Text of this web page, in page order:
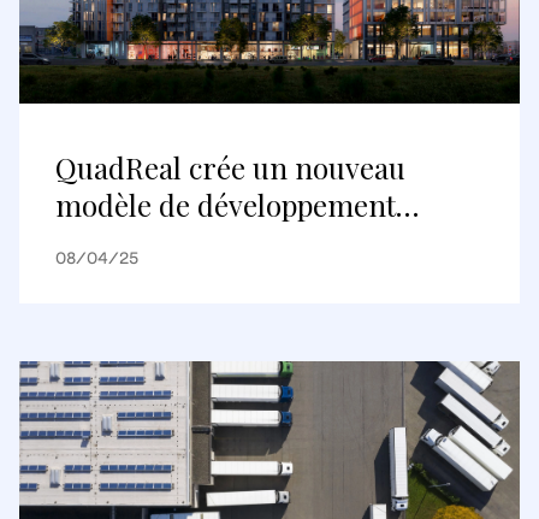
QuadReal crée un nouveau
modèle de développement
urbain avec le lancement
Vancouver
08/04/25